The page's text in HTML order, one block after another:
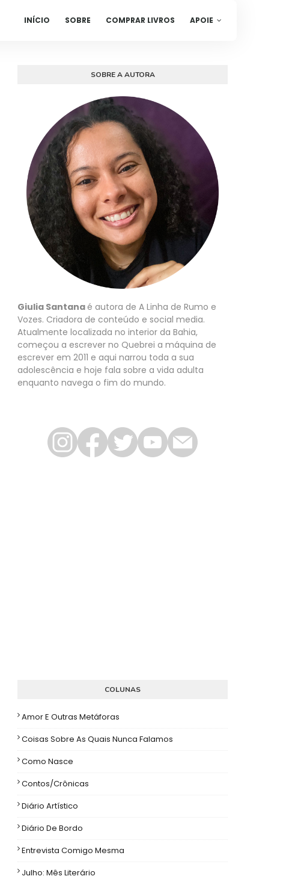
INÍCIO SOBRE COMPRAR LIVROS APOIE
SOBRE A AUTORA
Giulia Santana é autora de A Linha de Rumo e
Vozes. Criadora de conteúdo e social media.
Atualmente localizada no interior da Bahia,
começou a escrever no Quebrei a máquina de
escrever em 2011 e aqui narrou toda a sua
adolescência e hoje fala sobre a vida adulta
enquanto navega o fim do mundo.
COLUNAS
Amor E Outras Metáforas
Coisas Sobre As Quais Nunca Falamos
Como Nasce
Contos/Crônicas
Diário Artístico
Diário De Bordo
Entrevista Comigo Mesma
Julho: Mês Literário